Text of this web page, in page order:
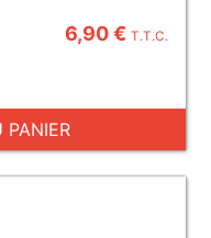
6,90 €T.T.C.
PANIER